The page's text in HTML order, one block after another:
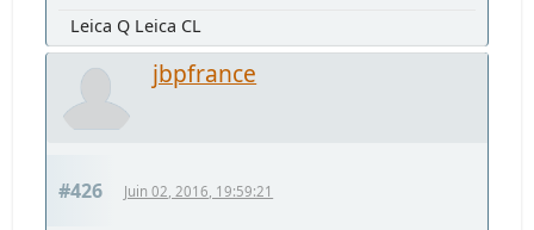
Leica Q Leica CL
jbpfrance
#426 Juin 02, 2016, 19:59:21